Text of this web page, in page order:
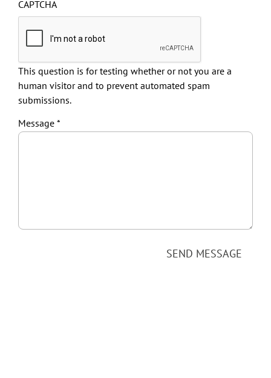
CAPTCHA
This question is for testing whether or not you are a
human visitor and to prevent automated spam
submissions.
Message
SEND MESSAGE